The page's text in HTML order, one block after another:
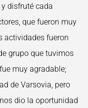
disfruté cada
que fueron muy
actividades fueron
grupo que tuvimos
muy agradable;
de Varsovia, pero
dio la oportunidad